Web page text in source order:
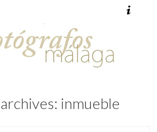
archives: inmueble